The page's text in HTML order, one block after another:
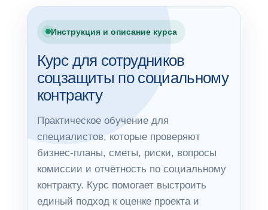
Инструкция и описание курса
Курс для сотрудников
соцзащиты по социальному
контракту
Практическое обучение для
специалистов, которые проверяют
бизнес-планы, сметы, риски, вопросы
комиссии и отчётность по социальному
контракту. Курс помогает выстроить
единый подход к оценке проекта и